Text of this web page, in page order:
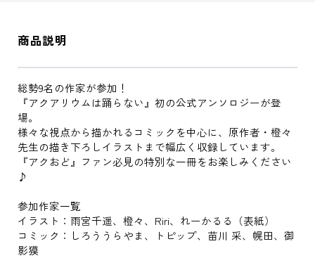
商品説明
総勢9名の作家が参加！
『アクアリウムは踊らない』初の公式アンソロジーが登
場。
様々な視点から描かれるコミックを中心に、原作者・橙々
先生の描き下ろしイラストまで幅広く収録しています。
『アクおど』ファン必見の特別な一冊をお楽しみください
♪
参加作家一覧
イラスト：雨宮千遥、橙々、Riri、れーかるる（表紙）
コミック：しろううらやま、トピップ、苗川 采、幌田、御
影獏